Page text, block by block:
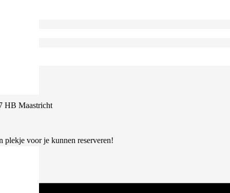
HB Maastricht
plekje voor je kunnen reserveren!